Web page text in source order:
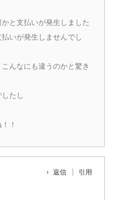
と支払いが発生しました
いが発生しませんでし
んなにも違うのかと驚き
たし
！
返信 引用